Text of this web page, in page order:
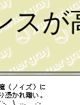
スが